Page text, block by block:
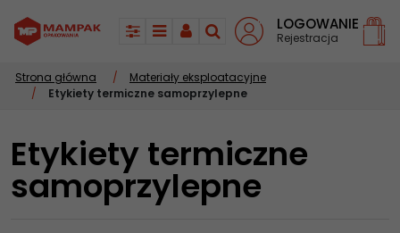
PanelMenuPanelSzukaj
LOGOWANIE
Rejestracja
Strona główna /
Materiały eksploatacyjne
/
Etykiety termiczne samoprzylepne
Etykiety termiczne
samoprzylepne